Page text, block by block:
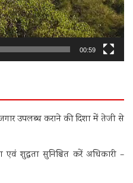
00:59
उपलब्ध कराने की दिशा में तेजी से
शुद्धता सुनिश्चित करें अधिकारी –